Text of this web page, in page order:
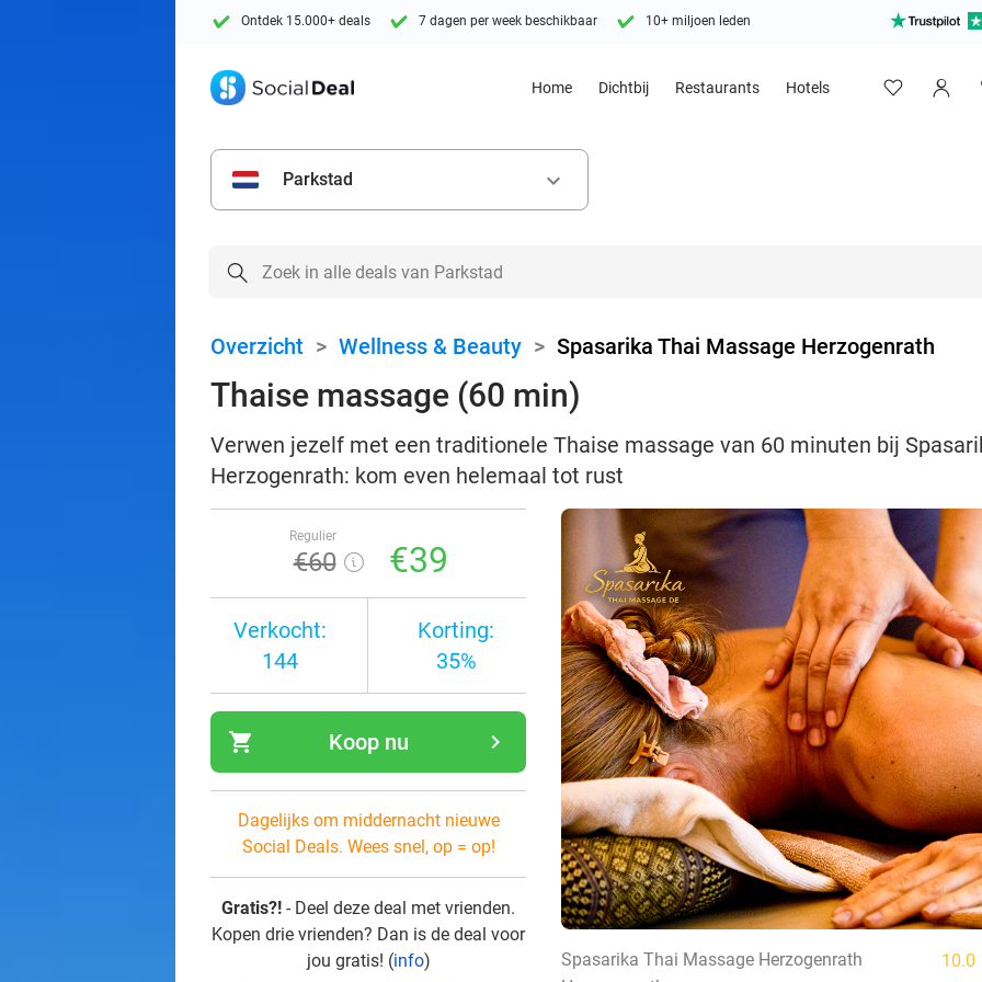
Ontdek 15.000+ deals 7 dagen per week beschikbaar 10+ miljoen leden
Home Dichtbij Restaurants Hotels
Parkstad keyboard_arrow_down
Overzicht > Wellness & Beauty > Spasarika Thai Massage Herzogenrath
Thaise massage (60 min)
Verwen jezelf met een traditionele Thaise massage van 60 minuten bij
Herzogenrath: kom even helemaal tot rust
Regulier
€60 €39
Verkocht:
144
Korting:
35%
shopping_cart navigate_next
Koop nu
Dagelijks om middernacht nieuwe
Social Deals. Wees snel, op = op!
Gratis?! - Deel deze deal met vrienden.
Kopen drie vrienden? Dan is de deal voor
jou gratis! (info) Spasarika Thai Massage Herzogenrath 10.0